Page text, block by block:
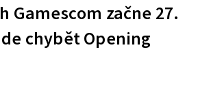
Gamescom začne 27.
chybět Opening